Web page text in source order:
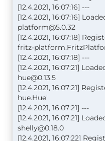
[12.4.2021, 16:07:16] ---
[12.4.2021, 16:07:16]
platform@5.0.32
[12.4.2021, 16:07:18]
fritz-
[12.4.2021, 16:07:18] ---
[12.4.2021, 16:07:21]
hue@0.13.5
[12.4.2021, 16:07:21]
hue.Hue'
[12.4.2021, 16:07:21] ---
[12.4.2021, 16:07:21]
shelly@0.18.0
[12.4.2021, 16:07:22]